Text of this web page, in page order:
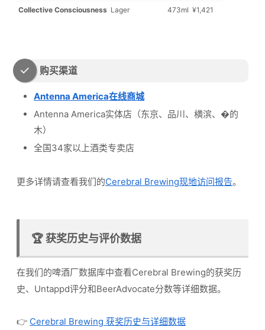
Collective Consciousness Lager 473ml ¥1,421
购买渠道
Antenna America在线商城
Antenna America实体店（东京、品川、横滨、�的
木）
全国34家以上酒类专卖店
更多详情请查看我们的Cerebral Brewing现地访问报告。
🏆 获奖历史与评价数据
在我们的啤酒厂数据库中查看Cerebral Brewing的获奖历
史、Untappd评分和BeerAdvocate分数等详细数据。
👉 Cerebral Brewing 获奖历史与详细数据